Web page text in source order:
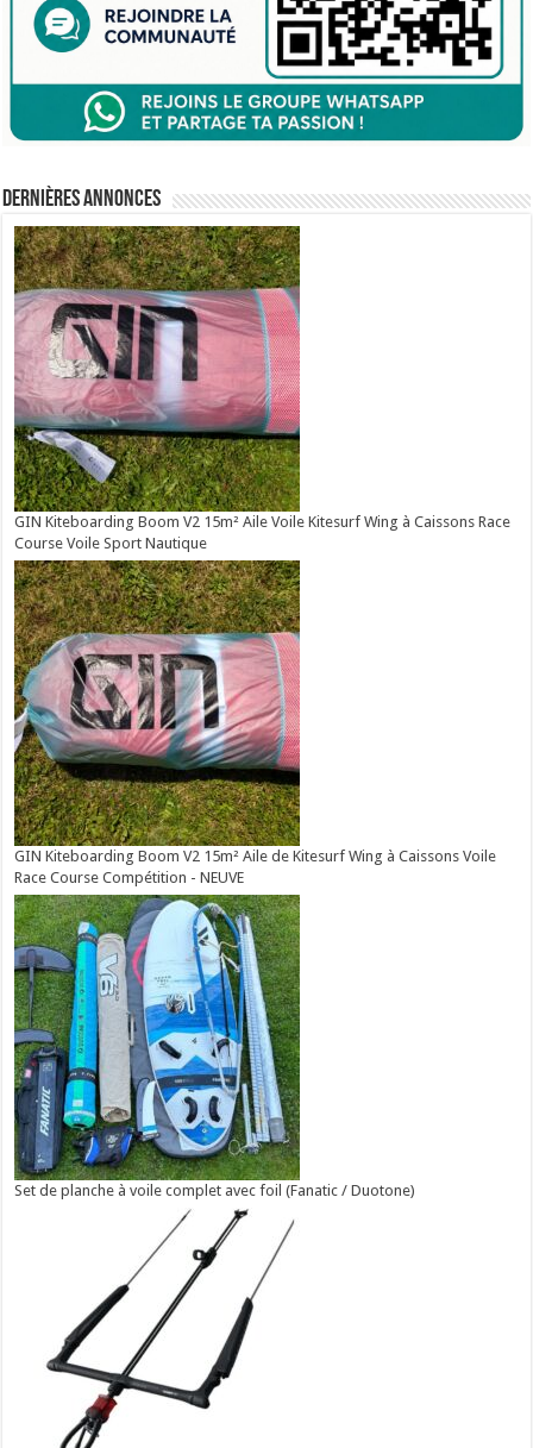
Dernières annonces
GIN Kiteboarding Boom V2 15m² Aile Voile Kitesurf Wing à Caissons Race
Course Voile Sport Nautique
GIN Kiteboarding Boom V2 15m² Aile de Kitesurf Wing à Caissons Voile
Race Course Compétition - NEUVE
Set de planche à voile complet avec foil (Fanatic / Duotone)